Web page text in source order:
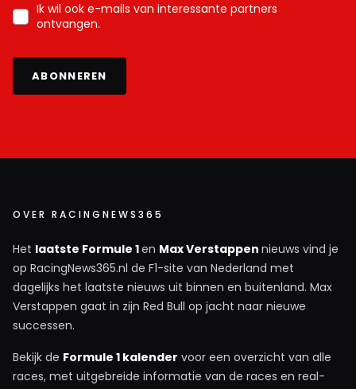
INLOGGEN
Ik wil ook e-mails van interessante partners
ontvangen.
ABONNEREN
OVER RACINGNEWS365
Het laatste Formule 1en Max Verstappen nieuws vind je
op RacingNews365.nl de F1-site van Nederland met
dagelijks het laatste nieuws uit binnen en buitenland. Max
Verstappen gaat in zijn Red Bull op jacht naar nieuwe
successen.
Bekijk de Formule 1 kalender voor een overzicht van alle
races, met uitgebreide informatie van de races en real-